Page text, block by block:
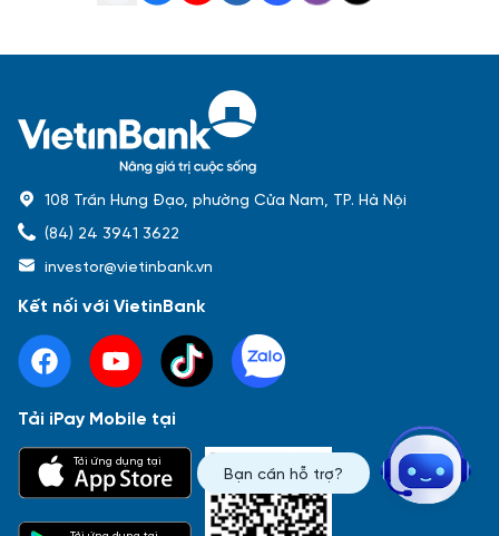
Báo cáo tài chính Thông tin giao dịch
Sự kiện
Bạn cần hỗ trợ?
108 Trần Hưng Đạo, phường Cửa Nam, TP. Hà Nội
(84) 24 3941 3622
investor@vietinbank.vn
Kết nối với VietinBank
Tải iPay Mobile tại
Tải ứng dụng tại